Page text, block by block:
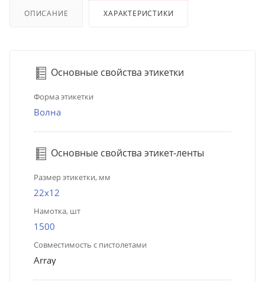
ОПИСАНИЕ ХАРАКТЕРИСТИКИ
Основные свойства этикетки
Форма этикетки
Волна
Основные свойства этикет-ленты
Размер этикетки, мм
22х12
Намотка, шт
1500
Совместимость с пистолетами
Array